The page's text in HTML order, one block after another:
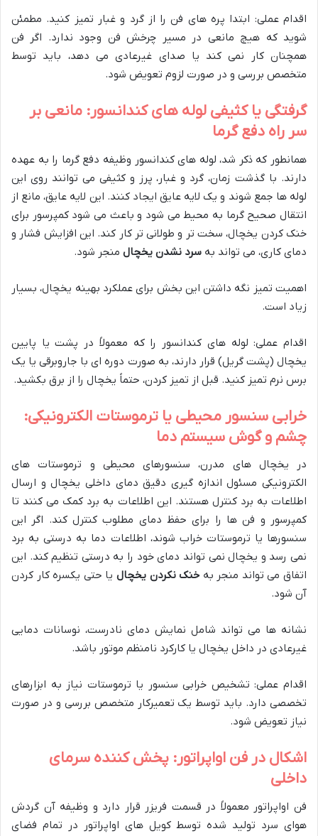
اقدام عملی: ابتدا پره های فن را از گرد و غبار تمیز کنید. مطمئن
شوید که هیچ مانعی در مسیر چرخش فن وجود ندارد. اگر فن
همچنان کار نمی کند یا صدای غیرعادی می دهد، باید توسط
متخصص بررسی و در صورت لزوم تعویض شود.
گرفتگی یا کثیفی لوله های کندانسور: مانعی بر
سر راه دفع گرما
همانطور که ذکر شد، لوله های کندانسور وظیفه دفع گرما را به عهده
دارند. با گذشت زمان، گرد و غبار، پرز و کثیفی می توانند روی این
لوله ها جمع شوند و یک لایه عایق ایجاد کنند. این لایه عایق، مانع از
انتقال صحیح گرما به محیط می شود و باعث می شود کمپرسور برای
خنک کردن یخچال، سخت تر و طولانی تر کار کند. این افزایش فشار و
دمای کاری، می تواند به سرد نشدن یخچال منجر شود.
اهمیت تمیز نگه داشتن این بخش برای عملکرد بهینه یخچال، بسیار
زیاد است.
اقدام عملی: لوله های کندانسور را که معمولاً در پشت یا پایین
یخچال (پشت گریل) قرار دارند، به صورت دوره ای با جاروبرقی یا یک
برس نرم تمیز کنید. قبل از تمیز کردن، حتماً یخچال را از برق بکشید.
خرابی سنسور محیطی یا ترموستات الکترونیکی:
چشم و گوش سیستم دما
در یخچال های مدرن، سنسورهای محیطی و ترموستات های
الکترونیکی مسئول اندازه گیری دقیق دمای داخلی یخچال و ارسال
اطلاعات به برد کنترل هستند. این اطلاعات به برد کمک می کنند تا
کمپرسور و فن ها را برای حفظ دمای مطلوب کنترل کند. اگر این
سنسورها یا ترموستات خراب شوند، اطلاعات دما به درستی به برد
نمی رسد و یخچال نمی تواند دمای خود را به درستی تنظیم کند. این
اتفاق می تواند منجر به خنک نکردن یخچال یا حتی یکسره کار کردن
آن شود.
نشانه ها می تواند شامل نمایش دمای نادرست، نوسانات دمایی
غیرعادی در داخل یخچال یا کارکرد نامنظم موتور باشد.
اقدام عملی: تشخیص خرابی سنسور یا ترموستات نیاز به ابزارهای
تخصصی دارد. باید توسط یک تعمیرکار متخصص بررسی و در صورت
نیاز تعویض شود.
اشکال در فن اواپراتور: پخش کننده سرمای
داخلی
فن اواپراتور معمولاً در قسمت فریزر قرار دارد و وظیفه آن گردش
هوای سرد تولید شده توسط کویل های اواپراتور در تمام فضای